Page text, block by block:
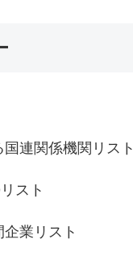
国連関係機関リスト
スト
業リスト